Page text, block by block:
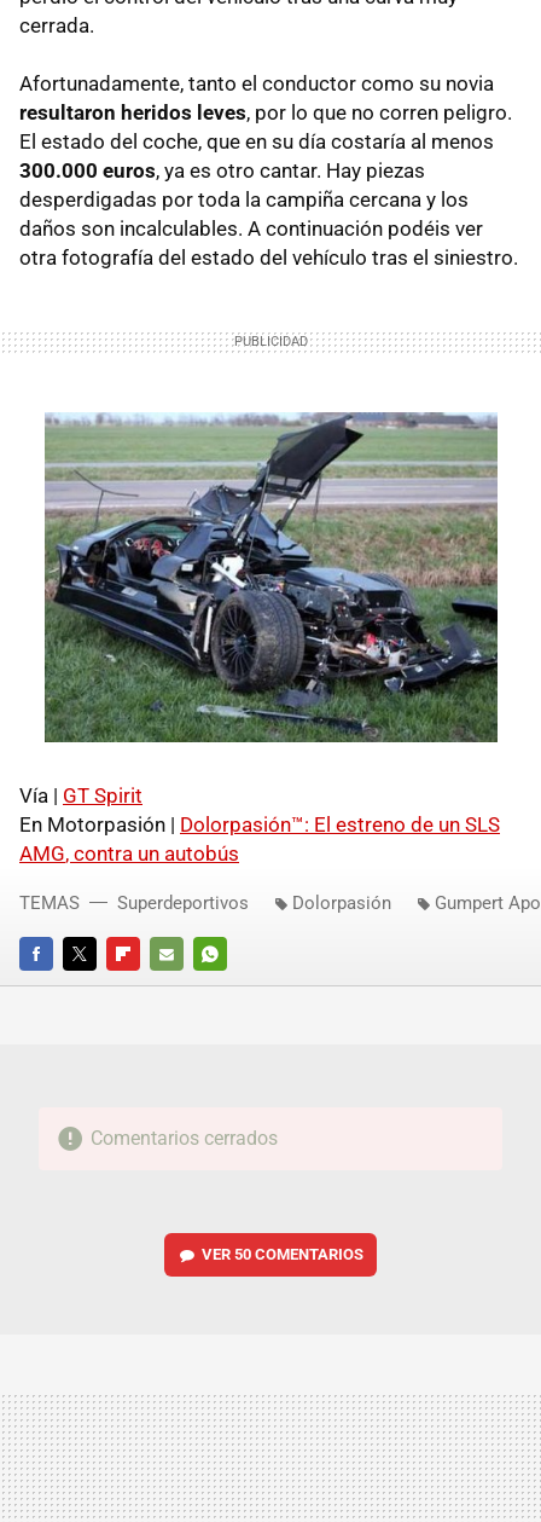
cerrada.
Afortunadamente, tanto el conductor como su novia
resultaron heridos leves, por lo que no corren peligro.
El estado del coche, que en su día costaría al menos
300.000 euros, ya es otro cantar. Hay piezas
desperdigadas por toda la campiña cercana y los
daños son incalculables. A continuación podéis ver
otra fotografía del estado del vehículo tras el siniestro.
Vía | GT Spirit
En Motorpasión | Dolorpasión™: El estreno de un SLS
AMG, contra un autobús
FACEBOOKTWITTERFLIPBOARD
E-
WHATSAPP
TEMAS Superdeportivos Dolorpasión Gumpert
Comentarios cerrados
VER 50 COMENTARIOS